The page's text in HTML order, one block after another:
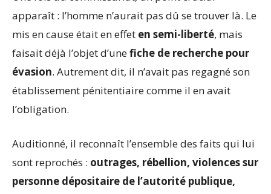
apparaît : l’homme n’aurait pas dû se trouver là. Le
mis en cause était en effet en semi-liberté, mais
faisait déjà l’objet d’unefiche de recherche pour
évasion. Autrement dit, il n’avait pas regagné son
établissement pénitentiaire comme il en avait
l’obligation.
Auditionné, il reconnaît l’ensemble des faits qui lui
sont reprochés : outrages, rébellion, violences sur
personne dépositaire de l’autorité publique,